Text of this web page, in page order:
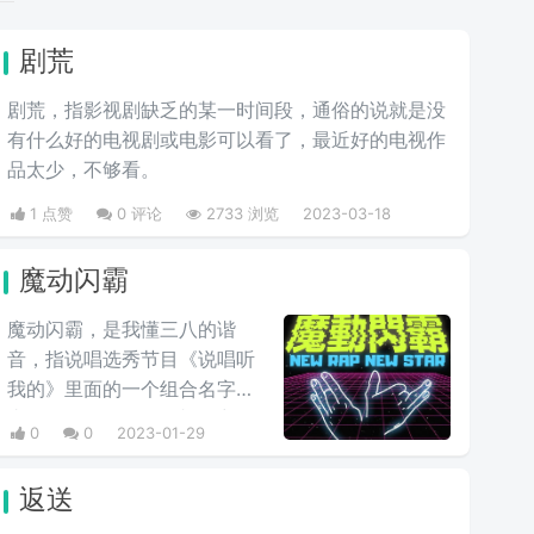
剧荒
剧荒，指影视剧缺乏的某一时间段，通俗的说就是没
有什么好的电视剧或电影可以看了，最近好的电视作
品太少，不够看。
1 点赞 0 评论 2733 浏览 2023-03-18
魔动闪霸
魔动闪霸，是我懂三八的谐
音，指‌‌‌‌‌‌‌‌‌说唱选秀节目《说唱听
我的》里面的一个组合名字。
由Smelly D、aZi组成。采用
了“手势+Slogan”的双管齐下
Star 魔动闪霸”配上魔性的手
0 0 2023-01-29
返送